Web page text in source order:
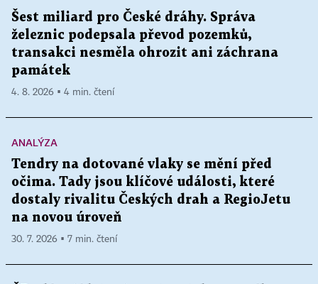
Šest miliard pro České dráhy. Správa
železnic podepsala převod pozemků,
transakci nesměla ohrozit ani záchrana
památek
4. 8. 2026 ▪ 4 min. čtení
ANALÝZA
Tendry na dotované vlaky se mění před
očima. Tady jsou klíčové události, které
dostaly rivalitu Českých drah a RegioJetu
na novou úroveň
30. 7. 2026 ▪ 7 min. čtení